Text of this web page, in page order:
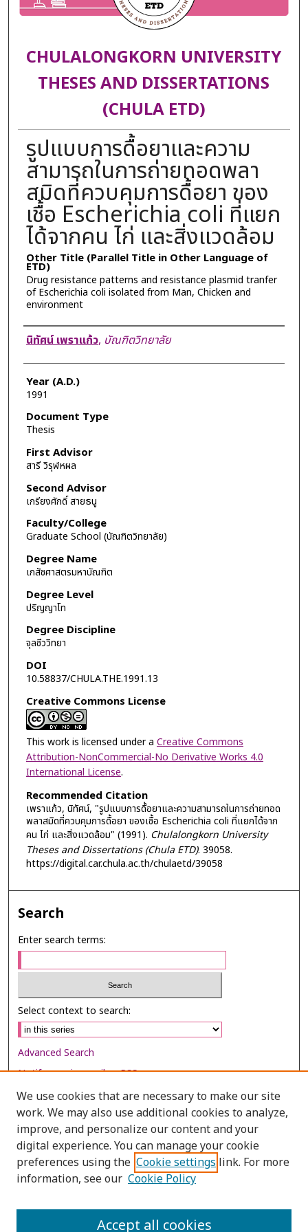
CHULALONGKORN UNIVERSITY
THESES AND DISSERTATIONS
(CHULA ETD)
รูปแบบการดื้อยาและความ
สามารถในการถ่ายทอดพลา
สมิดที่ควบคุมการดื้อยา ของ
เชื้อ Escherichia coli ที่แยก
ได้จากคน ไก่ และสิ่งแวดล้อม
Other Title (Parallel Title in Other Language of
ETD)
Drug resistance patterns and resistance plasmid tranfer
of Escherichia coli isolated from Man, Chicken and
environment
Author
นิทัศน์ เพราแก้ว, บัณฑิตวิทยาลัย
Year (A.D.)
1991
Document Type
Thesis
First Advisor
สารี วิรุฬหผล
Second Advisor
เกรียงศักดิ์ สายธนู
Faculty/College
Graduate School (บัณฑิตวิทยาลัย)
Degree Name
เภสัชศาสตรมหาบัณฑิต
Degree Level
ปริญญาโท
Degree Discipline
จุลชีววิทยา
DOI
10.58837/CHULA.THE.1991.13
Creative Commons License
This work is licensed under a Creative Commons
Attribution-NonCommercial-No Derivative Works 4.0
International License.
Recommended Citation
เพราแก้ว, นิทัศน์, "รูปแบบการดื้อยาและความสามารถในการถ่ายทอด
พลาสมิดที่ควบคุมการดื้อยา ของเชื้อ Escherichia coli ที่แยกได้จาก
คน ไก่ และสิ่งแวดล้อม" (1991). Chulalongkorn University
Theses and Dissertations (Chula ETD). 39058.
https://digital.car.chula.ac.th/chulaetd/39058
Search
Enter search terms:
Select context to search:
Advanced Search
Notify me via email orRSS
Browse
Collections
Disciplines
Authors
We use cookies that are necessary to make our site
work. We may also use additional cookies to analyze,
improve, and personalize our content and your
digital experience. You can manage your cookie
preferences using the Cookie settings link. For more
information, see our Cookie Policy
Accept all cookies